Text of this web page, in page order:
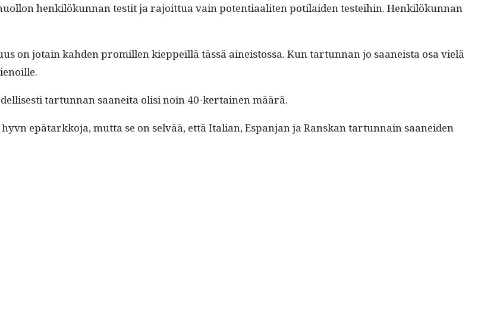
henkilökun­nan testit ja rajoit­tua vain poten­ti­aaliten poti­laiden testei­hin. Henkilökun­nan
on jotain kah­den promillen kieppeil­lä tässä aineis­tossa. Kun tar­tun­nan jo saaneista osa vielä
tar­tun­nan saanei­ta olisi noin 40-ker­tainen määrä.
epä­tarkko­ja, mut­ta se on selvää, että Ital­ian, Espan­jan ja Ran­skan tar­tun­nain saanei­den